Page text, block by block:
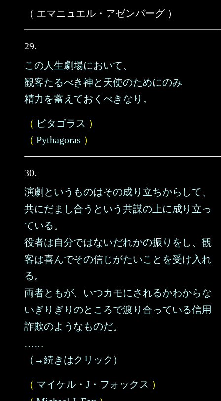
（ エマニュエル・アゼンバーグ ）
29.
この人生劇場において、
観客たるべき神と天使のためにのみ
精力を蓄えておくべきなり。
（ ピタゴラス ）
（ Pythagoras ）
30.
演劇というものはその成り立ちからして、
共にだまし合うという共謀の上に成り立っ
ている。
役者は自分ではないだれかの振りをし、観
客は喜んでその信じがたいことを受け入れ
る。
両者ともが、いつカモにされるかわからな
いぎりぎりのところで渡り合っている信用
詐欺のようなものだ。
……
（→続きはクリック）
（ マイケル・J・フォックス ）